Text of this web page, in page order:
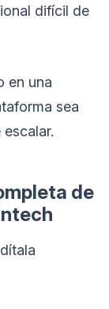
difícil de
en una
sea
de